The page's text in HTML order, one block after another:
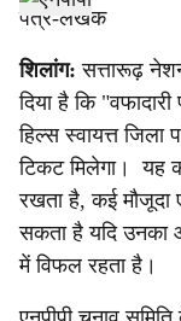
h
a
r
e
पत्र-लेखक
शिलांग:सत्तारूढ़
दिया है कि
हिल्स स्वायत्त जिला
टिकट मिलेगा। यह
रखता है, कई मौजूदा
सकता है यदि उनका
में विफल रहता है।